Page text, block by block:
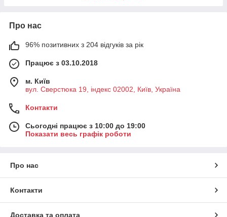
Про нас
96% позитивних з 204 відгуків за рік
Працює з 03.10.2018
м. Київ
вул. Сверстюка 19, індекс 02002, Київ, Україна
Контакти
Сьогодні працює з 10:00 до 19:00
Показати весь графік роботи
Про нас
Контакти
Доставка та оплата